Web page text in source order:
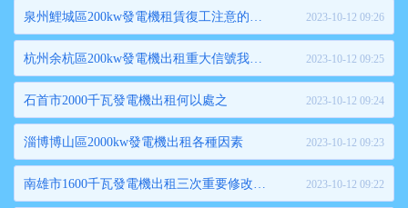
泉州鯉城區200kw發電機租賃復工注意的事項 2023-10-12 09:26
杭州余杭區200kw發電機出租重大信號我們都要了解 2023-10-12 09:25
石首市2000千瓦發電機出租何以處之 2023-10-12 09:24
淄博博山區2000kw發電機出租各種因素 2023-10-12 09:23
南雄市1600千瓦發電機出租三次重要修改都改了啥 2023-10-12 09:22